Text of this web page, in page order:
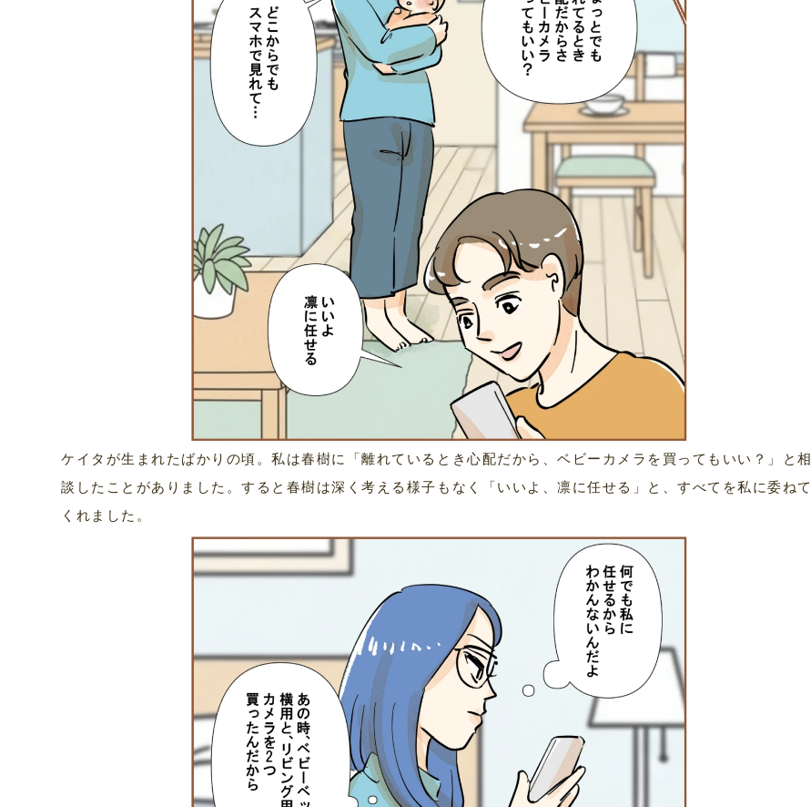
ケイタが生まれたばかりの頃。私は春樹に「離れているとき心配だから、ベビーカメラを買ってもいい？」と相
談したことがありました。すると春樹は深く考える様子もなく「いいよ、凛に任せる」と、すべてを私に委ねて
くれました。